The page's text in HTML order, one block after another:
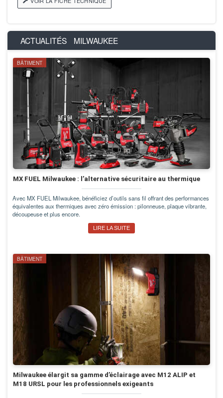
ACTUALITÉS MILWAUKEE
BÂTIMENT
MX FUEL Milwaukee : l’alternative sécuritaire au thermique
Avec MX FUEL Milwaukee, bénéficiez d’outils sans fil offrant des performances
équivalentes aux thermiques avec zéro émission : pilonneuse, plaque vibrante,
découpeuse et plus encore.
LIRE LA SUITE
BÂTIMENT
Milwaukee élargit sa gamme d’éclairage avec M12 ALIP et
M18 URSL pour les professionnels exigeants